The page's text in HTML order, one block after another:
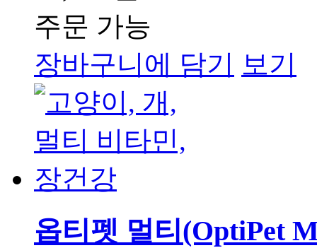
주문 가능
장바구니에 담기 보기
옵티펫 멀티(OptiPet